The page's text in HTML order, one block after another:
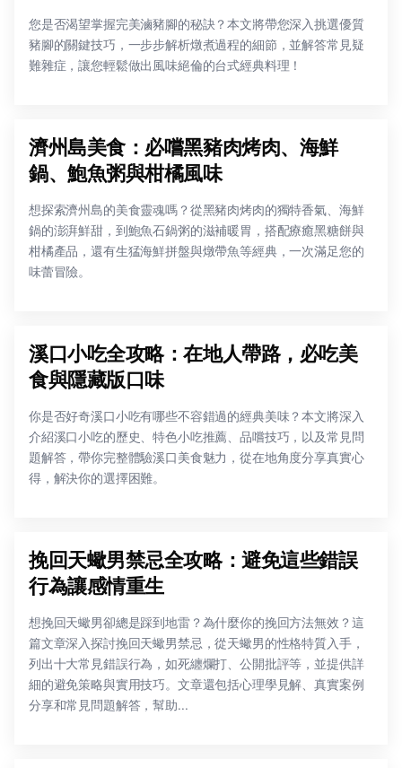
您是否渴望掌握完美滷豬腳的秘訣？本文將帶您深入挑選優質
豬腳的關鍵技巧，一步步解析燉煮過程的細節，並解答常見疑
難雜症，讓您輕鬆做出風味絕倫的台式經典料理！
濟州島美食：必嚐黑豬肉烤肉、海鮮
鍋、鮑魚粥與柑橘風味
想探索濟州島的美食靈魂嗎？從黑豬肉烤肉的獨特香氣、海鮮
鍋的澎湃鮮甜，到鮑魚石鍋粥的滋補暖胃，搭配療癒黑糖餅與
柑橘產品，還有生猛海鮮拼盤與燉帶魚等經典，一次滿足您的
味蕾冒險。
溪口小吃全攻略：在地人帶路，必吃美
食與隱藏版口味
你是否好奇溪口小吃有哪些不容錯過的經典美味？本文將深入
介紹溪口小吃的歷史、特色小吃推薦、品嚐技巧，以及常見問
題解答，帶你完整體驗溪口美食魅力，從在地角度分享真實心
得，解決你的選擇困難。
挽回天蠍男禁忌全攻略：避免這些錯誤
行為讓感情重生
想挽回天蠍男卻總是踩到地雷？為什麼你的挽回方法無效？這
篇文章深入探討挽回天蠍男禁忌，從天蠍男的性格特質入手，
列出十大常見錯誤行為，如死纏爛打、公開批評等，並提供詳
細的避免策略與實用技巧。文章還包括心理學見解、真實案例
分享和常見問題解答，幫助...